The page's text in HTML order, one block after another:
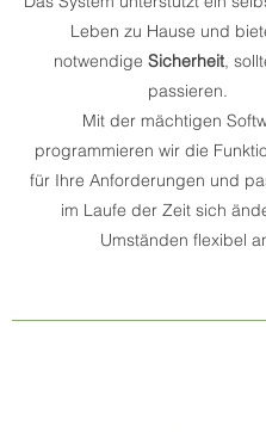
Leben zu Hause und
notwendige Sicherheit,
passieren.
Mit der mächtigen
programmieren wir die
für Ihre Anforderungen und
im Laufe der Zeit sich
Umständen flexibel